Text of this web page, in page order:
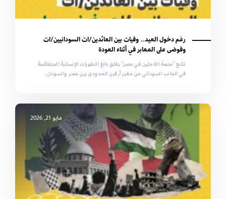
رغم دخول العيد.. وفيات بين العائدين/ات السودانيين/ات
وفوضى على المعابر في أثناء العودة
تتابع "منصة اللاجئين في مصر" بقلق بالغ التطورات الإنسانية المتفاقمة
في الجانب السوداني من معبر أرقين الحدودى بين مصر والسودان،
مايو 21, 2026